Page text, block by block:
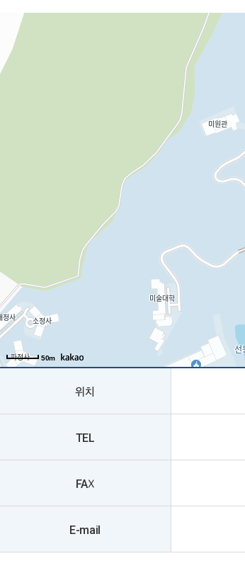
50m
위치
TEL
FAX
E-mail